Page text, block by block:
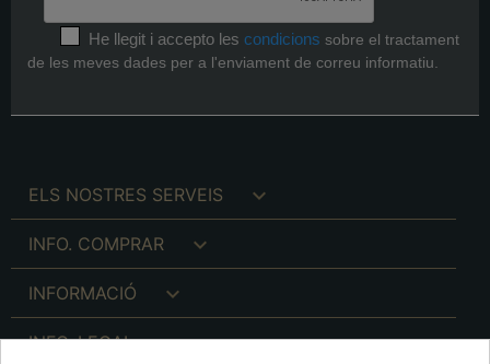
He llegit i accepto les condicions sobre el tractament
de les meves dades per a l'enviament de correu informatiu.
ELS NOSTRES SERVEIS 
INFO. COMPRAR 
INFORMACIÓ 
INFO. LEGAL 